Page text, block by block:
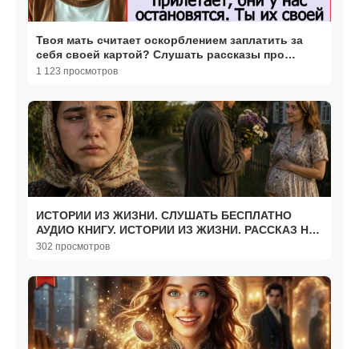
Твоя мать считает оскорблением заплатить за
себя своей картой? Слушать рассказы про
Андрея Белого
1 123 просмотров
ИСТОРИИ ИЗ ЖИЗНИ. СЛУШАТЬ БЕСПЛАТНО
АУДИО КНИГУ. ИСТОРИИ ИЗ ЖИЗНИ. РАССКАЗ НА
НОЧЬ.
302 просмотров